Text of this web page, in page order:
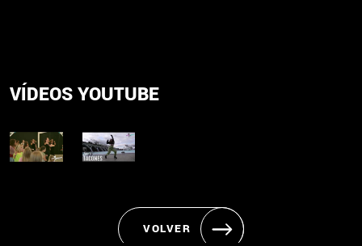
VÍDEOS YOUTUBE
VOLVER